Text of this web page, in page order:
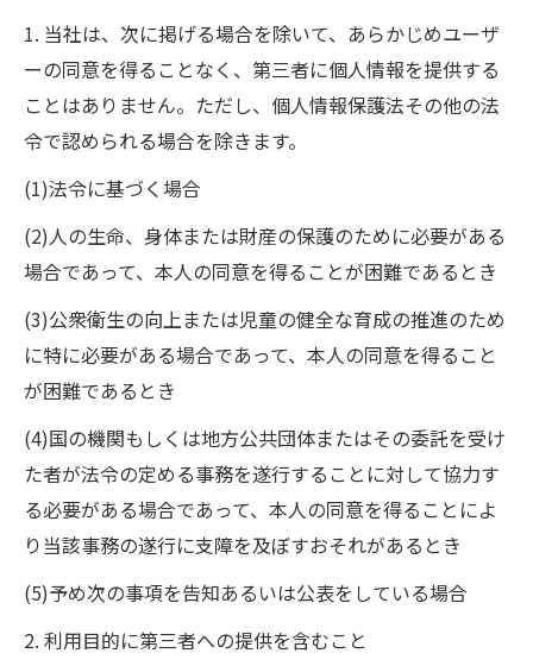
1. 当社は、次に掲げる場合を除いて、あらかじめユーザ
ーの同意を得ることなく、第三者に個人情報を提供する
ことはありません。ただし、個人情報保護法その他の法
令で認められる場合を除きます。
(1)法令に基づく場合
(2)人の生命、身体または財産の保護のために必要がある
場合であって、本人の同意を得ることが困難であるとき
(3)公衆衛生の向上または児童の健全な育成の推進のため
に特に必要がある場合であって、本人の同意を得ること
が困難であるとき
(4)国の機関もしくは地方公共団体またはその委託を受け
た者が法令の定める事務を遂行することに対して協力す
る必要がある場合であって、本人の同意を得ることによ
り当該事務の遂行に支障を及ぼすおそれがあるとき
(5)予め次の事項を告知あるいは公表をしている場合
2. 利用目的に第三者への提供を含むこと